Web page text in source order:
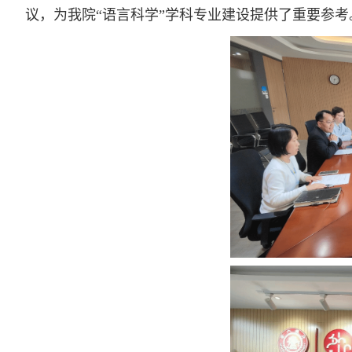
议，为我院“语言科学”学科专业建设提供了重要参考